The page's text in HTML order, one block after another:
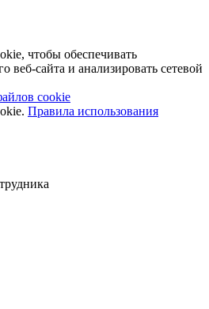
чтобы обеспечивать
веб-сайта и анализировать сетевой
cookie
Правила использования